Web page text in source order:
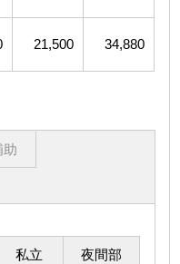
21,500 34,880
助
私立 夜間部